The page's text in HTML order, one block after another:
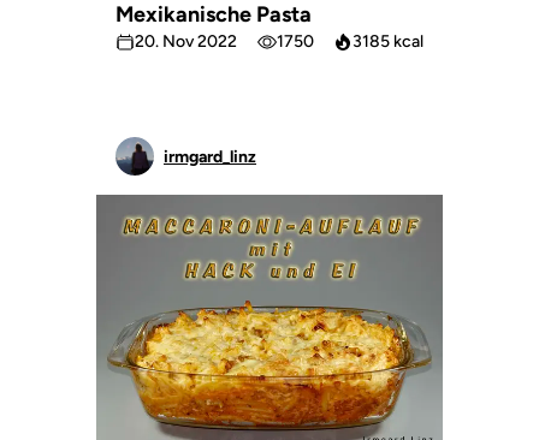
Mexikanische Pasta
20. Nov 2022 1750 3185 kcal
irmgard_linz